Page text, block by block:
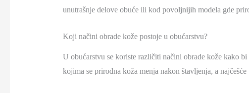
unutrašnje delove obuće ili kod povoljnijih modela gde
Koji načini obrade kože postoje u obućarstvu?
U obućarstvu se koriste različiti načini obrade kože kako
kojima se prirodna koža menja nakon štavljenja, a